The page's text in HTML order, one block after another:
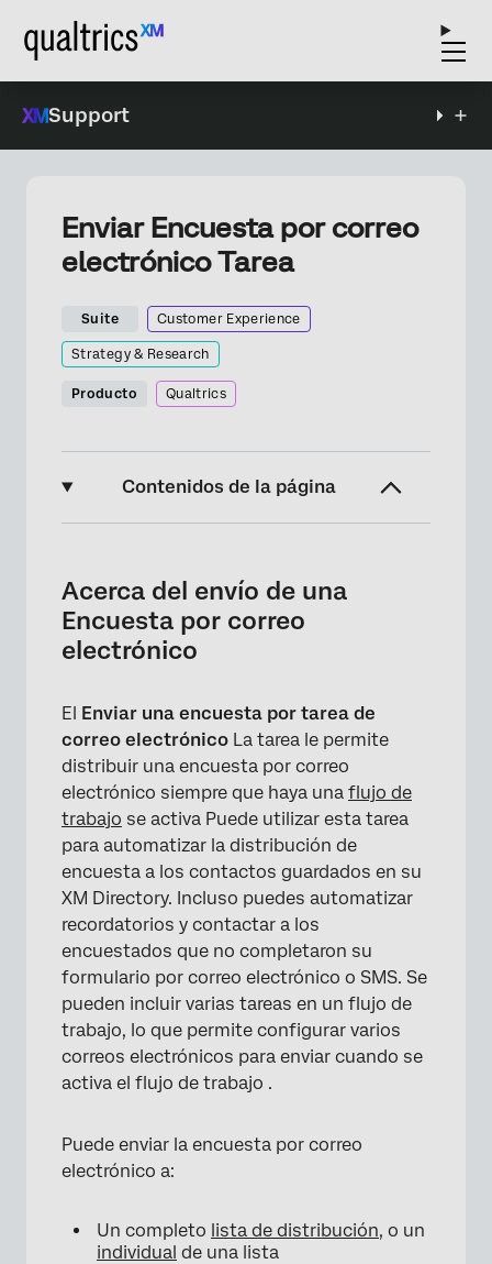
Support
Enviar Encuesta por correo
electrónico Tarea
Suite Customer Experience
Strategy & Research
Producto Qualtrics
Contenidos de la página
compatibles
Cómo agregar recordatorios por correo
electrónico
Cómo agregar recordatorios por SMS
(mensaje de texto)
Vista previa de mensajes
Gestión de distribuciones de Flujo de trabajo
Preguntas frequentes
Acerca del envío de una
Encuesta por correo
electrónico
El Enviar una encuesta por tarea de
correo electrónico La tarea le permite
distribuir una encuesta por correo
electrónico siempre que haya una flujo de
trabajo se activa Puede utilizar esta tarea
para automatizar la distribución de
encuesta a los contactos guardados en su
XM Directory. Incluso puedes automatizar
recordatorios y contactar a los
encuestados que no completaron su
formulario por correo electrónico o SMS. Se
pueden incluir varias tareas en un flujo de
trabajo, lo que permite configurar varios
correos electrónicos para enviar cuando se
activa el flujo de trabajo .
Puede enviar la encuesta por correo
electrónico a:
Un completo lista de distribución, o un
individual de una lista